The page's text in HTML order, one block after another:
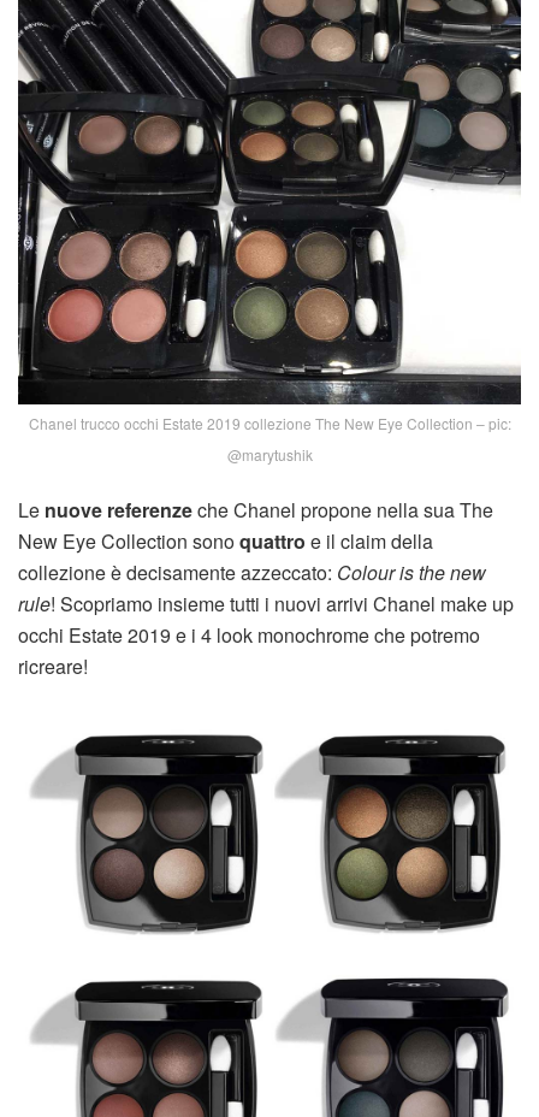
Chanel trucco occhi Estate 2019 collezione The New Eye Collection – pic:
@marytushik
Le nuove referenzeche Chanel propone nella sua The
New Eye Collection sonoquattro e il claim della
collezione è decisamente azzeccato: Colour is the new
rule! Scopriamo insieme tutti i nuovi arrivi Chanel make up
occhi Estate 2019 e i 4 look monochrome che potremo
ricreare!